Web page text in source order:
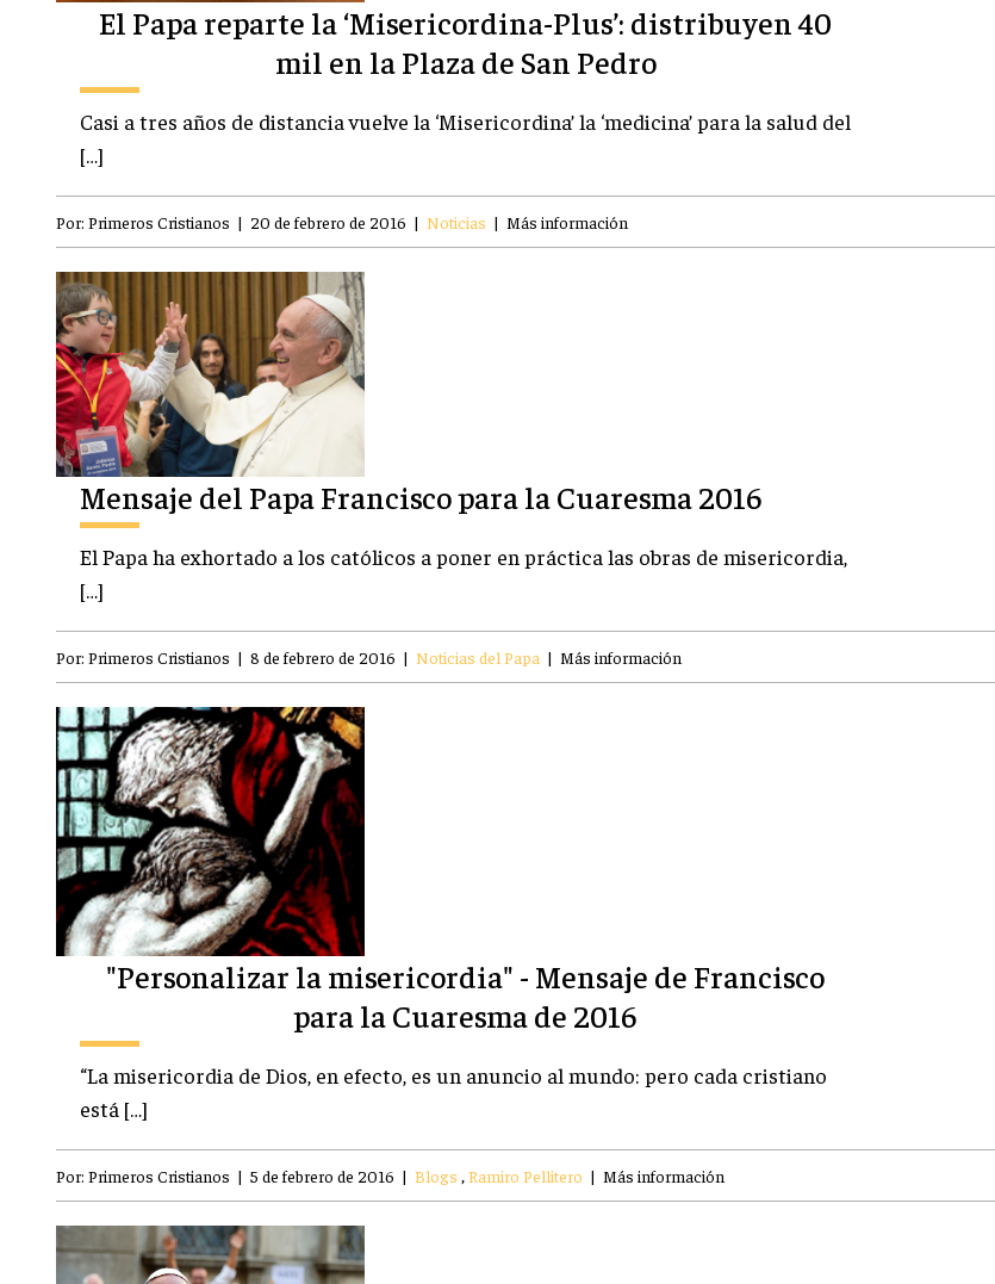
El Papa reparte la ‘Misericordina-Plus’: distribuyen 40
mil en la Plaza de San Pedro
Casi a tres años de distancia vuelve la ‘Misericordina’ la ‘medicina’ para la salud del
[…]
Por: Primeros Cristianos | 20 de febrero de 2016 | Noticias | Más información
Mensaje del Papa Francisco para la Cuaresma 2016
El Papa ha exhortado a los católicos a poner en práctica las obras de misericordia,
[…]
Por: Primeros Cristianos | 8 de febrero de 2016 | Noticias del Papa | Más información
"Personalizar la misericordia" - Mensaje de Francisco
para la Cuaresma de 2016
“La misericordia de Dios, en efecto, es un anuncio al mundo: pero cada cristiano
está […]
Por: Primeros Cristianos | 5 de febrero de 2016 | Blogs ,Ramiro Pellitero | Más información